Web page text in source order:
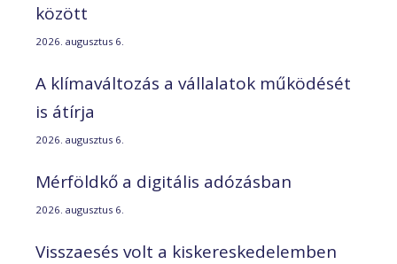
között
2026. augusztus 6.
A klímaváltozás a vállalatok működését
is átírja
2026. augusztus 6.
Mérföldkő a digitális adózásban
2026. augusztus 6.
Visszaesés volt a kiskereskedelemben